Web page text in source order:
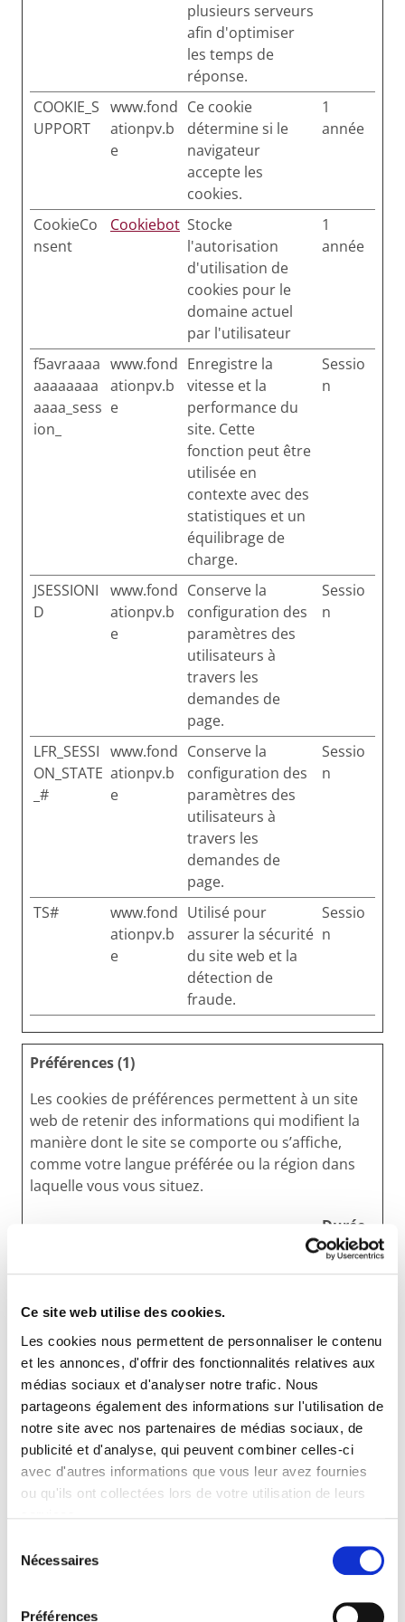
Ce site web utilise des cookies.
Les cookies nous permettent de personnaliser le contenu
et les annonces, d'offrir des fonctionnalités relatives aux
médias sociaux et d'analyser notre trafic. Nous
partageons également des informations sur l'utilisation de
notre site avec nos partenaires de médias sociaux, de
publicité et d'analyse, qui peuvent combiner celles-ci
avec d'autres informations que vous leur avez fournies
ou qu'ils ont collectées lors de votre utilisation de leurs
Nécessaires
Préférences
plusieurs serveurs
afin d'optimiser
les temps de
réponse.
COOKIE_S
UPPORT
www.fond
ationpv.b
e
Ce cookie
détermine si le
navigateur
accepte les
cookies.
1
année
CookieCo
nsent
Cookiebot Stocke
l'autorisation
d'utilisation de
cookies pour le
domaine actuel
par l'utilisateur
1
année
f5avraaaa
aaaaaaaa
aaaa_sess
ion_
www.fond
ationpv.b
e
Enregistre la
vitesse et la
performance du
site. Cette
fonction peut être
utilisée en
contexte avec des
statistiques et un
équilibrage de
charge.
Sessio
n
JSESSIONI
D
www.fond
ationpv.b
e
Conserve la
configuration des
paramètres des
utilisateurs à
travers les
demandes de
page.
Sessio
n
LFR_SESSI
ON_STATE
_#
www.fond
ationpv.b
e
Conserve la
configuration des
paramètres des
utilisateurs à
travers les
demandes de
page.
Sessio
n
TS#
www.fond
ationpv.b
e
Utilisé pour
assurer la sécurité
du site web et la
détection de
fraude.
Sessio
n
Préférences (1)
Les cookies de préférences permettent à un site
web de retenir des informations qui modifient la
manière dont le site se comporte ou s’affiche,
comme votre langue préférée ou la région dans
laquelle vous vous situez.
Nom
Fourniss
Finalité
Durée
maxi
male
vation
GUEST_LA
NGUAGE_
ID
www.fond
ationpv.b
e
Détermine la
langue préférée
du visiteur.
Permet au site
Web de définir la
langue préférée
lors de la nouvelle
1
Les cookies statistiques aident les propriétaires